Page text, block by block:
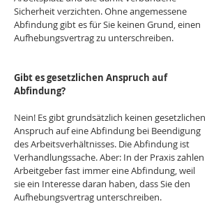
Sicherheit verzichten. Ohne angemessene
Abfindung gibt es für Sie keinen Grund, einen
Aufhebungsvertrag zu unterschreiben.
Gibt es gesetzlichen Anspruch auf
Abfindung?
Nein! Es gibt grundsätzlich keinen gesetzlichen
Anspruch auf eine Abfindung bei Beendigung
des Arbeitsverhältnisses. Die Abfindung ist
Verhandlungssache. Aber: In der Praxis zahlen
Arbeitgeber fast immer eine Abfindung, weil
sie ein Interesse daran haben, dass Sie den
Aufhebungsvertrag unterschreiben.